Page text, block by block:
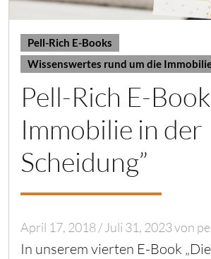
Pell-Rich E-Books
Wissenswertes rund um die
Pell-Rich E-
Immobilie in der
Scheidung”
April 17, 2018/ Juli 31, 2023von
In unserem vierten E-Book